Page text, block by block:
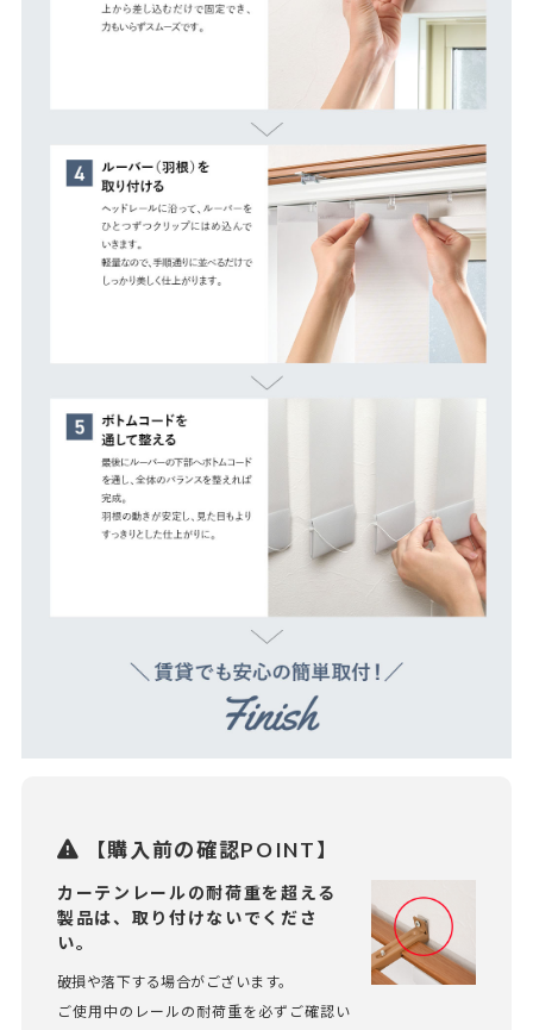
【購入前の確認POINT】
カーテンレールの耐荷重を超える
製品は、取り付けないでくださ
い。
破損や落下する場合がございます。
ご使用中のレールの耐荷重を必ずご確認い